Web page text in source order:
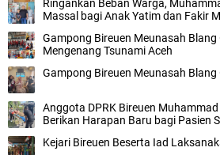
Ringankan Beban Warga,
Massal bagi Anak Yatim dan Fakir
Gampong Bireuen Meunasah
Mengenang Tsunami Aceh
Gampong Bireuen Meunasah Blang
Anggota DPRK Bireuen
Berikan Harapan Baru bagi Pasien
Kejari Bireuen Beserta Iad